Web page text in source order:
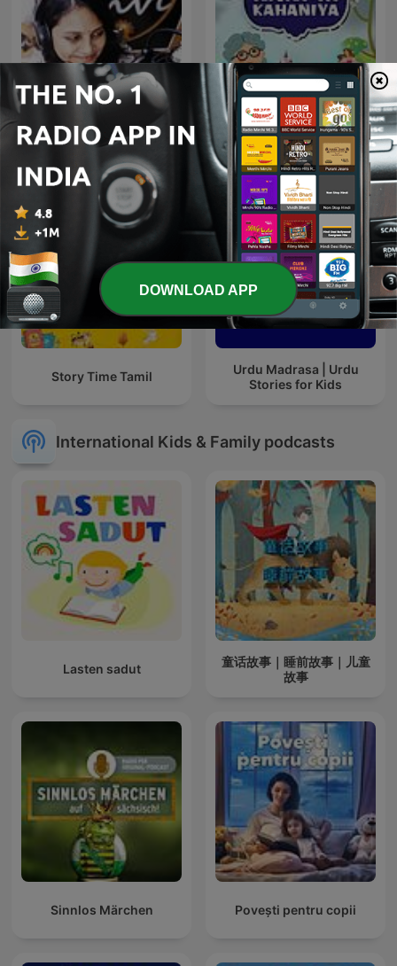
Story With Anvi, Stories
For Kids In Hindi
Nani Ki Kahaniya
Story Time Tamil
Urdu Madrasa | Urdu
Stories for Kids
International Kids & Family podcasts
Lasten sadut
童话故事｜睡前故事｜儿童
故事
Sinnlos Märchen Povești pentru copii
DOWNLOAD APP